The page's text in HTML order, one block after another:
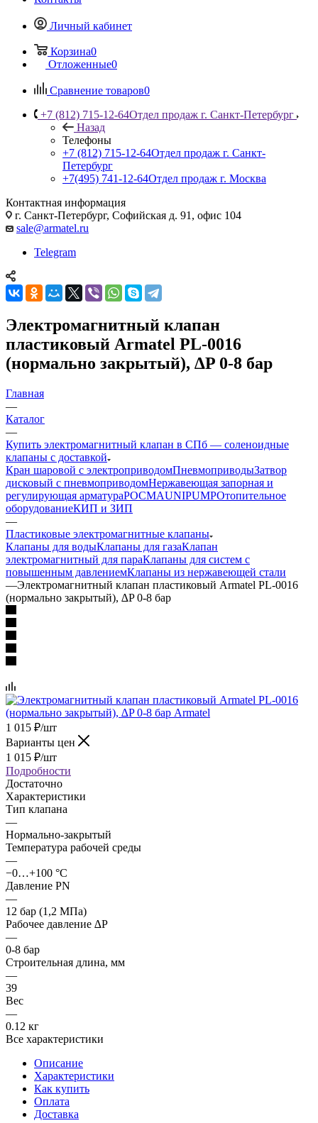
Личный кабинет
Корзина0
Отложенные0
Сравнение товаров0
+7 (812) 715-12-64Отдел продаж г. Санкт-Петербург
Назад
Телефоны
+7 (812) 715-12-64Отдел продаж г. Санкт-
Петербург
+7(495) 741-12-64Отдел продаж г. Москва
Контактная информация
г. Санкт-Петербург, Софийская д. 91, офис 104
sale@armatel.ru
Telegram
Электромагнитный клапан
пластиковый Armatel PL-0016
(нормально закрытый), ∆P 0-8 бар
Главная
—
Каталог
—
Купить электромагнитный клапан в СПб — соленоидные
клапаны с доставкой
Кран шаровой с электроприводомПневмоприводыЗатвор
дисковый с пневмоприводомНержавеющая запорная и
регулирующая арматураРОСМАUNIPUMPОтопительное
оборудованиеКИП и ЗИП
—
Пластиковые электромагнитные клапаны
Клапаны для водыКлапаны для газаКлапан
электромагнитный для параКлапаны для систем с
повышенным давлениемКлапаны из нержавеющей стали
—Электромагнитный клапан пластиковый Armatel PL-0016
(нормально закрытый), ∆P 0-8 бар
1 015 ₽/шт
Варианты цен
1 015 ₽/шт
Подробности
Достаточно
Характеристики
Тип клапана
—
Нормально-закрытый
Температура рабочей среды
—
−0…+100 °С
Давление PN
—
12 бар (1,2 МПа)
Рабочее давление ∆P
—
0-8 бар
Строительная длина, мм
—
39
Вес
—
0.12 кг
Все характеристики
Описание
Характеристики
Как купить
Оплата
Доставка